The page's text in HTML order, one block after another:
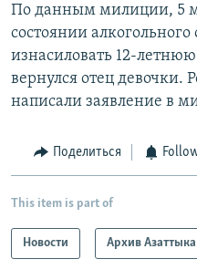
По данным милиции, 5
состоянии
изнасиловать 12-
вернулся отец девочки.
написали заявление в
Поделиться
This item is part of
Новости Архив